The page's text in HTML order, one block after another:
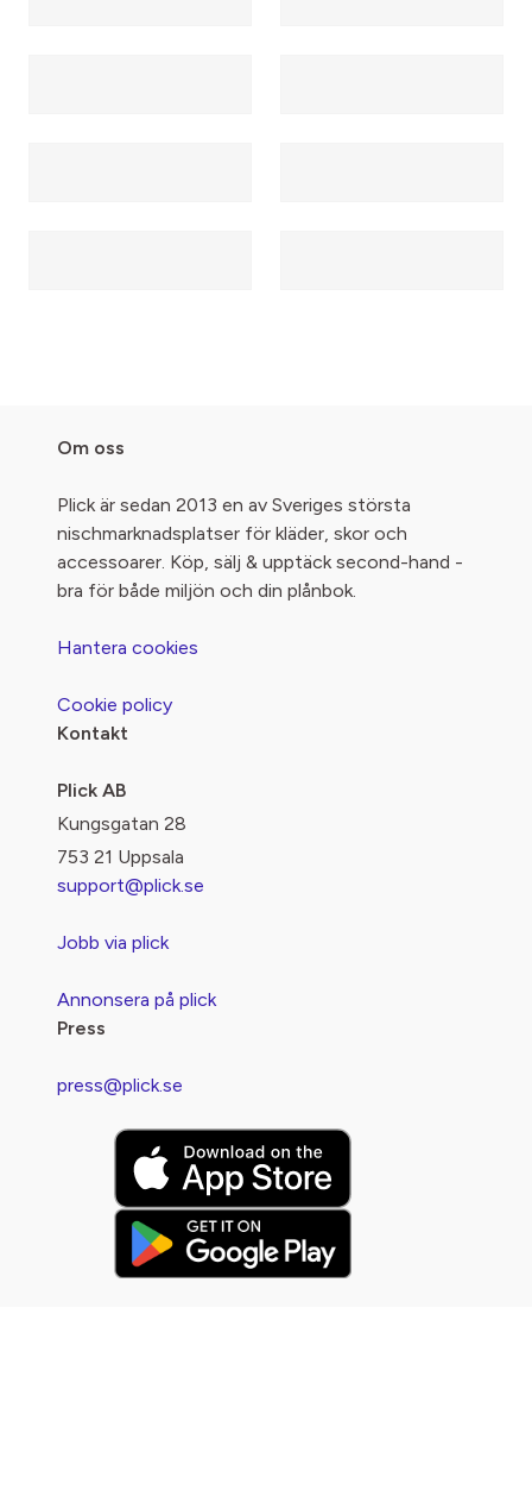
Om oss
Plick är sedan 2013 en av Sveriges största
nischmarknadsplatser för kläder, skor och
accessoarer. Köp, sälj & upptäck second-hand -
bra för både miljön och din plånbok.
Hantera cookies
Cookie policy
Kontakt
Plick AB
Kungsgatan 28
753 21 Uppsala
support@plick.se
Jobb via plick
Annonsera på plick
Press
press@plick.se